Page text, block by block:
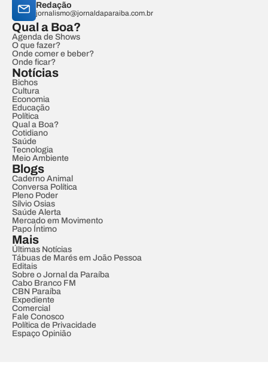
Redação
jornalismo@jornaldaparaiba.com.br
Qual a Boa?
Agenda de Shows
O que fazer?
Onde comer e beber?
Onde ficar?
Notícias
Bichos
Cultura
Economia
Educação
Política
Qual a Boa?
Cotidiano
Saúde
Tecnologia
Meio Ambiente
Blogs
Caderno Animal
Conversa Política
Pleno Poder
Sílvio Osias
Saúde Alerta
Mercado em Movimento
Papo Íntimo
Mais
Últimas Notícias
Tábuas de Marés em João Pessoa
Editais
Sobre o Jornal da Paraíba
Cabo Branco FM
CBN Paraíba
Expediente
Comercial
Fale Conosco
Política de Privacidade
Espaço Opinião